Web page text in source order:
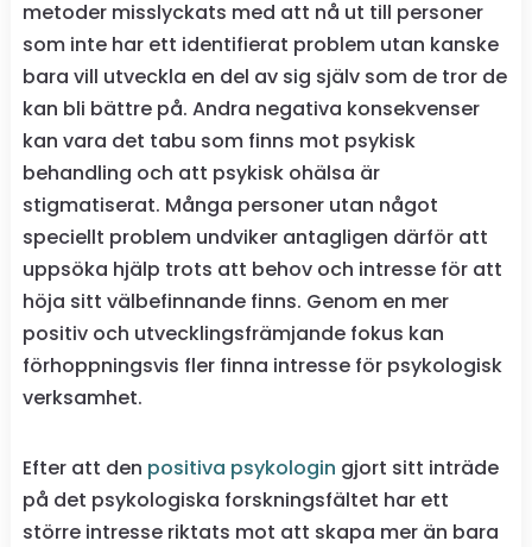
metoder misslyckats med att nå ut till personer
som inte har ett identifierat problem utan kanske
bara vill utveckla en del av sig själv som de tror de
kan bli bättre på. Andra negativa konsekvenser
kan vara det tabu som finns mot psykisk
behandling och att psykisk ohälsa är
stigmatiserat. Många personer utan något
speciellt problem undviker antagligen därför att
uppsöka hjälp trots att behov och intresse för att
höja sitt välbefinnande finns. Genom en mer
positiv och utvecklingsfrämjande fokus kan
förhoppningsvis fler finna intresse för psykologisk
verksamhet.
Efter att den positiva psykologin gjort sitt inträde
på det psykologiska forskningsfältet har ett
större intresse riktats mot att skapa mer än bara